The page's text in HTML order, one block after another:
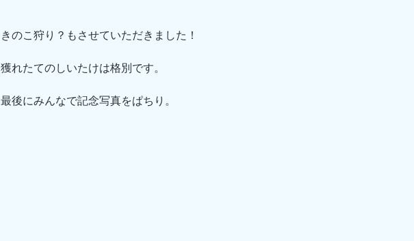
きのこ狩り？もさせていただきました！
獲れたてのしいたけは格別です。
最後にみんなで記念写真をぱちり。